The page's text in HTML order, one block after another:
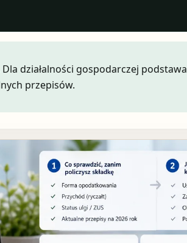
działalności gospodarczej
przepisów.